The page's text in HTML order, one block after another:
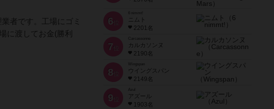
者です。工場にゴミ
に渡してお金(勝利
6 位
ニムト
2201名
7 位
Carcassonne
カルカソンヌ
2190名
8 位
Wingspan
ウイングスパン
2149名
9 位
Azul
アズール
1903名